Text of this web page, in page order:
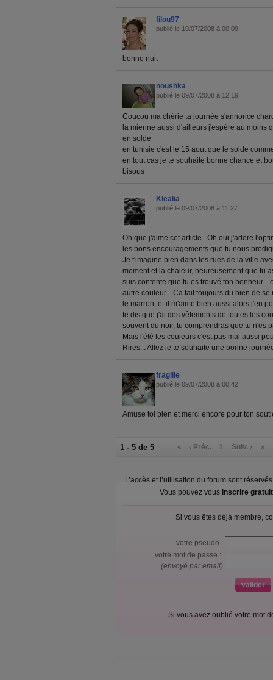
filou97
publié le 10/07/2008 à 00:09
bonne nuit
noushka
publié le 09/07/2008 à 12:19
Coucou ma chérie ta journée s'annonce
la mienne aussi d'ailleurs j'espère au moins
en solde
en tunisie c'est le 15 aout que le solde
en tout cas je te souhaite bonne chance et
bisous
Klealia
publié le 09/07/2008 à 11:27
Oh que j'aime cet article.. Oh oui j'adore
les bons encouragements que tu nous
Je t'imagine bien dans les rues de la ville
moment et la chaleur, heureusement que tu
suis contente que tu es trouvé ton bonheur...
autre couleur... Ca fait toujours du bien de
le marron, et il m'aime bien aussi alors j'en
te dis que j'ai des vêtements de toutes les
souvent du noir, tu comprendras que tu n'es
Mais l'été les couleurs c'est pas mal aussi
Rires... Allez je te souhaite une bonne
fragille
publié le 09/07/2008 à 00:42
Amuse toi bien et merci encore pour ton
1 - 5 de 5 « ‹ Préc. 1 Suiv. › »
L’accès et l’utilisation du forum sont
Vous pouvez vous inscrire
Si vous êtes déjà membre,
votre pseudo :
votre mot de passe :
(envoyé par email)
Si vous avez oublié votre mot